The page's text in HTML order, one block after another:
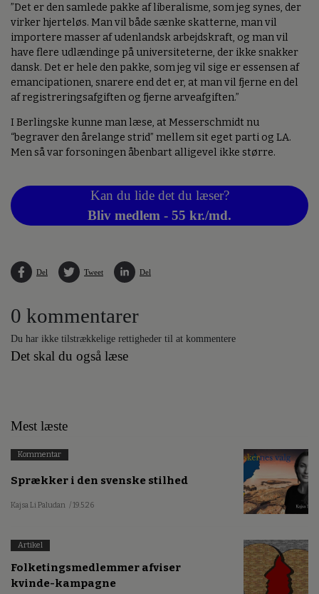
”Det er den samlede pakke af liberalisme, som jeg synes, der
virker hjerteløs. Man vil både sænke skatterne, man vil
importere masser af udenlandsk arbejdskraft, og man vil
have flere udlændinge på universiteterne, der ikke snakker
dansk. Det er hele den pakke, som jeg vil sige er essensen af
emancipationen, snarere end det er, at man vil fjerne en del
af registreringsafgiften og fjerne arveafgiften.”
I Berlingske kunne man læse, at Messerschmidt nu
“begraver den årelange strid” mellem sit eget parti og LA.
Men så var forsoningen åbenbart alligevel ikke større.
Kan du lide det du læser?
Bliv medlem - 55 kr./md.
Del Tweet Del
0 kommentarer
Du har ikke tilstrækkelige rettigheder til at kommentere
Det skal du også læse
Mest læste
Kommentar
Sprækker i den svenske stilhed
Kajsa Li Paludan / 19.5.26
Artikel
Folketingsmedlemmer afviser
kvinde-kampagne